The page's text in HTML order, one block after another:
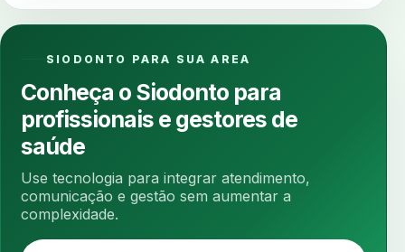
ansiedade odontologica antes e depois
antibiotico antibioticos
apertamento diurno apinhamento dentario
apneia apneia do sono
SIODONTO PARA SUA AREA
Conheça o Siodonto para
profissionais e gestores de
saúde
Use tecnologia para integrar atendimento,
comunicação e gestão sem aumentar a
complexidade.